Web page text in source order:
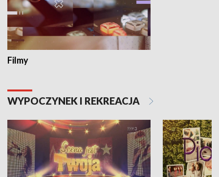
Filmy
WYPOCZYNEK I REKREACJA